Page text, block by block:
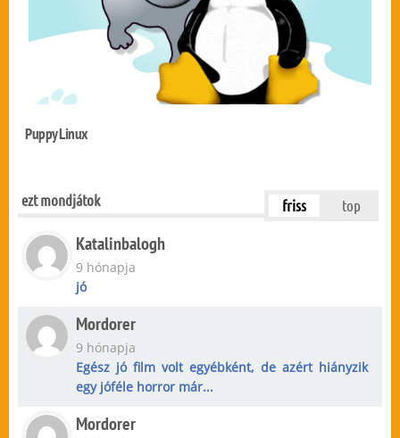
Puppy Linux
ezt mondjátok friss top
Katalinbalogh
9 hónapja
jó
Mordorer
9 hónapja
Egész jó film volt egyébként, de azért hiányzik
egy jóféle horror már...
Mordorer